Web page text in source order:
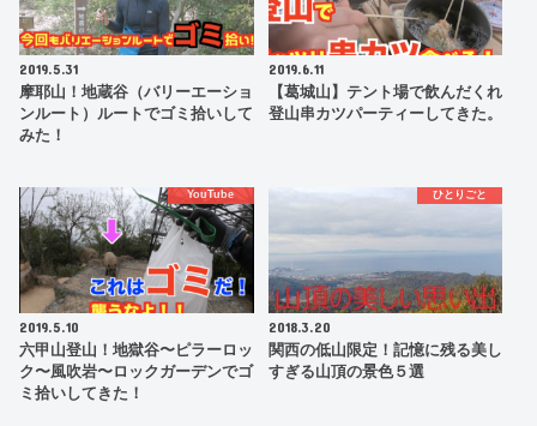
2019.5.31
摩耶山！地蔵谷（バリーエーショ
ンルート）ルートでゴミ拾いして
みた！
2019.6.11
【葛城山】テント場で飲んだくれ
登山串カツパーティーしてきた。
YouTube
2019.5.10
六甲山登山！地獄谷〜ピラーロッ
ク〜風吹岩〜ロックガーデンでゴ
ミ拾いしてきた！
ひとりごと
2018.3.20
関西の低山限定！記憶に残る美し
すぎる山頂の景色５選